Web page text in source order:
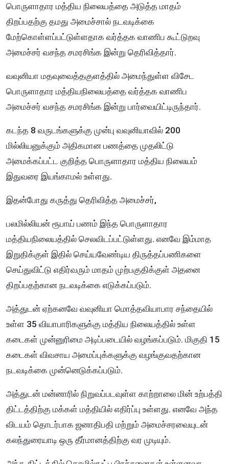
பொருளாதார மத்திய நிலையத்தை அடுத்த மாதம்
திறப்பதற்கு தமது அமைச்சால் நடவடிக்கை
மேற்கொள்ளப்பட்டுள்ளதாக வர்த்தக வாணிப கூட்டுறவு
அமைச்சர் வசந்த சமரசிங்க இன்று தெரிவித்தார்.
வவுனியா மதவுவைத்தகுளத்தில் அமைந்துள்ள விசேட
பொருளாதார மத்தியநிலையத்தை வர்த்தக வாணிப
அமைச்சர் வசந்த சமரசிங்க இன்று பார்வையிட்டிருந்தார்.
கடந்த 8 வருடங்களுக்கு முன்பு வவுனியாவில் 200
மில்லியனுக்கும் அதிகமான பணத்தை முதலிட்டு
அமைக்கப்பட்ட குறித்த பொருளாதார மத்திய நிலையம்
இதுவரை இயங்காமல் உள்ளது.
இதன்போது கருத்து தெரிவித்த அமைச்சர்,
பலமில்லியன் ரூபாய் பணம் இந்த பொருளாதார
மத்தியநிலையத்தில் செலவிடப்பட்டுள்ளது. எனவே இம்மாத
இறுதிக்குள் இதில் செய்யவேண்டிய திருத்தப்பணிகளை
செய்துவிட்டு எதிர்வரும் மாதம் முற்பகுதிக்குள் அதனை
திறப்பதற்கான நடவடிக்கை எடுக்கப்படும்.
அத்துடன் ஏற்கனவே வவுனியா மொத்தவியாபார சந்தையில்
உள்ள 35 வியாபாரிகளுக்கு மத்திய நிலையத்தில் உள்ள
கடைகள் முன்னுரிமை அடிப்படையில் வழங்கப்படும். மிகுதி 15
கடைகள் விவசாய அமைப்புக்களுக்கு வழங்குவதற்கான
நடவடிக்கை முன்னெடுக்கப்படும்.
அத்துடன் மன்னாரில் நிறுவப்படவுள்ள காற்றாலை மின் உற்பத்தி
திட்டத்திற்கு மக்கள் மத்தியில் எதிர்ப்பு உள்ளது. எனவே அந்த
விடயம் தொடர்பாக ஜனாதிபதி மற்றும் அமைச்சரவையுடன்
கலந்துரையாடி ஒரு தீர்மானத்திற்கு வர முடியும்.